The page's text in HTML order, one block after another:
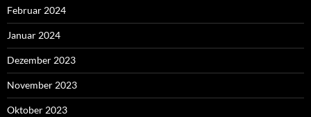
Februar 2024
Januar 2024
Dezember 2023
November 2023
Oktober 2023